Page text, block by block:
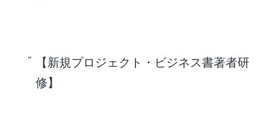
【新規プロジェクト・ビジネス書著者研
修】